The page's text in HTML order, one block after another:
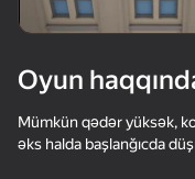
57
Miner!
Oyun
Mümkün qədər yüksək,
əks halda başlanğıcda